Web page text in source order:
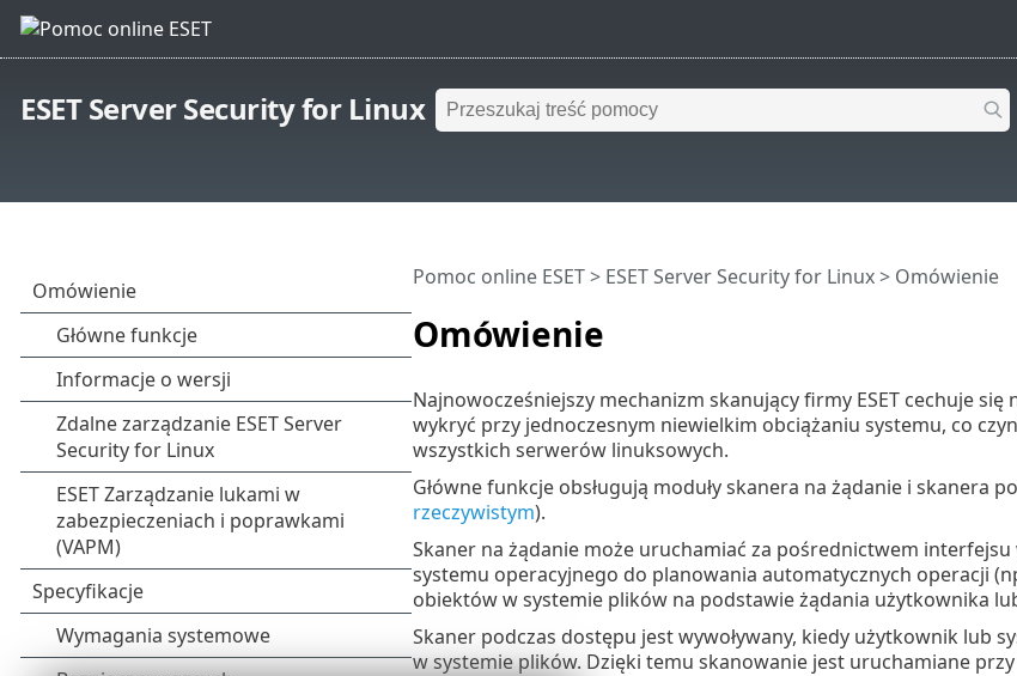
ESET Server Security for Linux
Omówienie
Pomoc online ESET> ESET Server Security for Linux> Omówienie
Najnowocześniejszy mechanizm skanujący firmy ESET cechuje
wykryć przy jednoczesnym niewielkim obciążaniu systemu, co
wszystkich serwerów linuksowych.
Główne funkcje obsługują moduły skanera na żądanie i skanera
rzeczywistym).
Skaner na żądanie może uruchamiać za pośrednictwem
systemu operacyjnego do planowania automatycznych operacji
obiektów w systemie plików na podstawie żądania użytkownika
Skaner podczas dostępu jest wywoływany, kiedy użytkownik lub
w systemie plików. Dzięki temu skanowanie jest uruchamiane